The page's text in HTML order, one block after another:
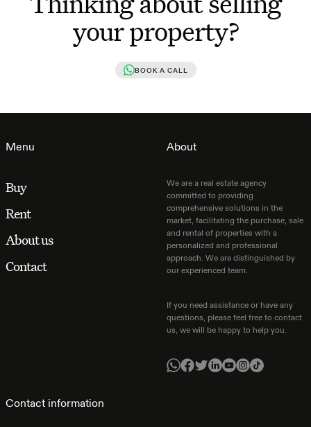
your property?
BOOK A CALL
Menu
Buy
Rent
About us
Contact
Contact information
About
We are a real estate agency
committed to providing
comprehensive solutions in the
market, facilitating the purchase, sale
and rental of properties with a
personalized and professional
approach. We are distinguished by
our experienced team.
If you need assistance or have any
questions, please feel free to contact
us, we will be happy to help you.